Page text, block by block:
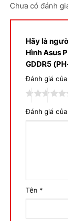
Chưa có đánh
Hãy là
Hình Asus
GDDR5
Đánh giá
Đánh giá
Tên *